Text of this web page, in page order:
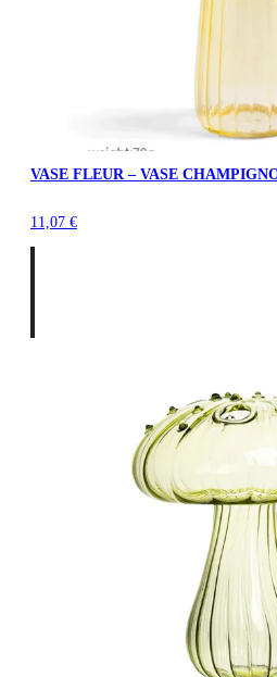
VASE FLEUR – VASE
11,07 €